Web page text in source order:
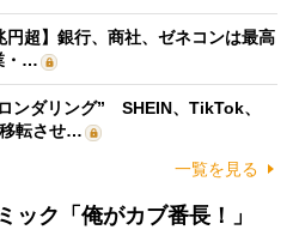
円超】銀行、商社、ゼネコンは最高
・…
ンダリング” SHEIN、TikTok、
転させ…
一覧を見る
ック「俺がカブ番長！」